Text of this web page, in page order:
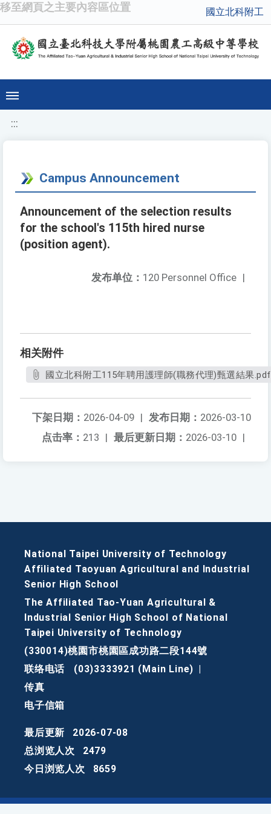
移至網頁之主要內容區位置 國立北科附工
:::
Campus Announcement
Announcement of the selection results
for the school's 115th hired nurse
(position agent).
发布单位： 120 Personnel Office |
相关附件
國立北科附工115年聘用護理師(職務代理)甄選結果.pdf
发布日期： 2026-03-10
下架日期： 2026-04-09 |
最后更新日期： 2026-03-10 |
点击率： 213 |
National Taipei University of Technology
Affiliated Taoyuan Agricultural and Industrial
Senior High School
The Affiliated Tao-Yuan Agricultural &
Industrial Senior High School of National
Taipei University of Technology
(330014)桃園市桃園區成功路二段144號
联络电话
(03)3333921 (Main Line)
传真
电子信箱
最后更新
2026-07-08
总浏览人次
2479
今日浏览人次
8659